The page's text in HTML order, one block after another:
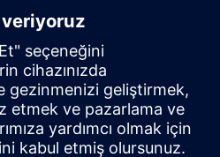
entegre edin
aracılığıyla kolay